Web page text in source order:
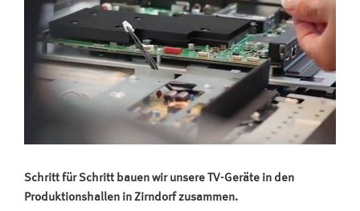
Schritt für Schritt bauen wir unsere TV-Geräte in den
Produktionshallen in Zirndorf zusammen.